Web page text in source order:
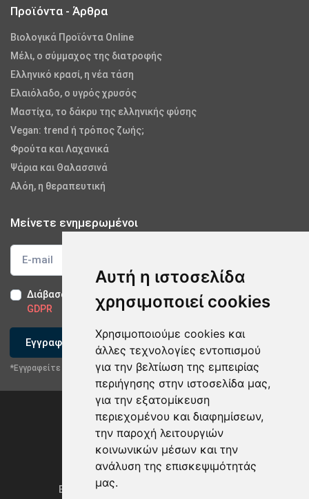
Αυτή η ιστοσελίδα
χρησιμοποιεί cookies
Χρησιμοποιούμε cookies και
άλλες τεχνολογίες εντοπισμού
για την βελτίωση της εμπειρίας
περιήγησης στην ιστοσελίδα μας,
για την εξατομίκευση
περιεχομένου και διαφημίσεων,
την παροχή λειτουργιών
κοινωνικών μέσων και την
ανάλυση της επισκεψιμότητάς
μας.
Προϊόντα - Άρθρα
Βιολογικά Προϊόντα Online
Μέλι, ο σύμμαχος της διατροφής
Ελληνικό κρασί, η νέα τάση
Ελαιόλαδο, ο υγρός χρυσός
Μαστίχα, το δάκρυ της ελληνικής φύσης
Vegan: trend ή τρόπος ζωής;
Φρούτα και Λαχανικά
Ψάρια και Θαλασσινά
Αλόη, η θεραπευτική
Μείνετε ενημερωμένοι
Διάβασα και αποδέχομαι τους Όρους Χρήσης -
Δήλωση
GDPR
Εγγραφείτε
*Εγγραφείτε στο newsletter μας
Privacy Policy & GDPR
Ενημέρωση προτιμήσεων των cookies